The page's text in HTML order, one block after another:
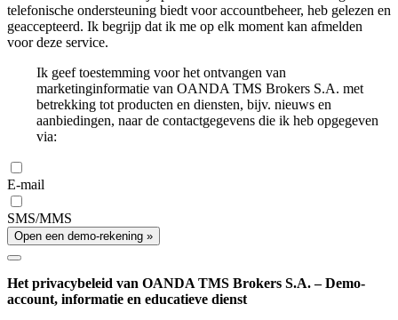
telefonische ondersteuning biedt voor accountbeheer, heb gelezen en
geaccepteerd. Ik begrijp dat ik me op elk moment kan afmelden
voor deze service.
Ik geef toestemming voor het ontvangen van
marketinginformatie van OANDA TMS Brokers S.A. met
betrekking tot producten en diensten, bijv. nieuws en
aanbiedingen, naar de contactgegevens die ik heb opgegeven
via:
E-mail
SMS/MMS
Open een demo-rekening »
Het privacybeleid van OANDA TMS Brokers S.A. – Demo-
account, informatie en educatieve dienst